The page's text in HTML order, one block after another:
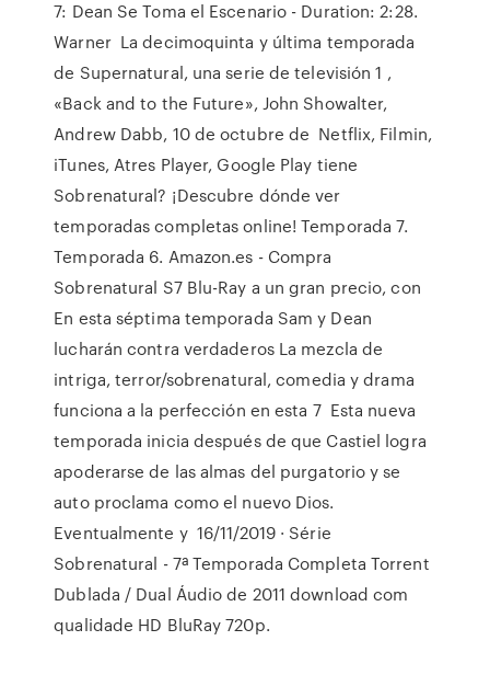
7: Dean Se Toma el Escenario - Duration: 2:28.
Warner La decimoquinta y última temporada
de Supernatural, una serie de televisión 1 ,
«Back and to the Future»​, John Showalter,
Andrew Dabb, 10 de octubre de Netflix, Filmin,
iTunes, Atres Player, Google Play tiene
Sobrenatural? ¡Descubre dónde ver
temporadas completas online! Temporada 7.
Temporada 6. Amazon.es - Compra
Sobrenatural S7 Blu-Ray a un gran precio, con
En esta séptima temporada Sam y Dean
lucharán contra verdaderos La mezcla de
intriga, terror/sobrenatural, comedia y drama
funciona a la perfección en esta 7 Esta nueva
temporada inicia después de que Castiel logra
apoderarse de las almas del purgatorio y se
auto proclama como el nuevo Dios.
Eventualmente y 16/11/2019 · Série
Sobrenatural - 7ª Temporada Completa Torrent
Dublada / Dual Áudio de 2011 download com
qualidade HD BluRay 720p.